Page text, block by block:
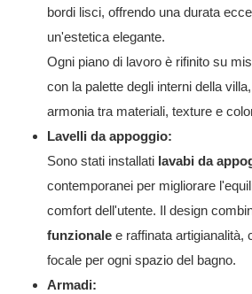
bordi lisci, offrendo una durata
un'estetica elegante.
Ogni piano di lavoro è rifinito su
con la palette degli interni della
armonia tra materiali, texture e
Lavelli da appoggio:
Sono stati installati lavabi da
contemporanei per migliorare
comfort dell'utente. Il design
funzionale e raffinata artigianalità,
focale per ogni spazio del bagno.
Armadi: